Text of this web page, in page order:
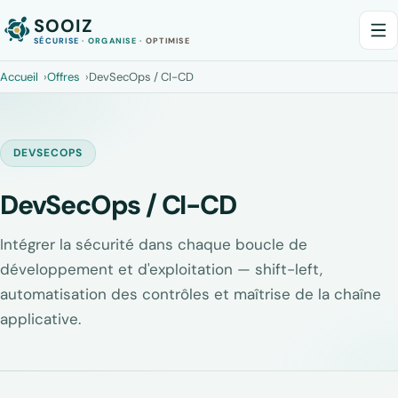
SOOIZ
SÉCURISE · ORGANISE · OPTIMISE
Accueil Offres DevSecOps / CI-CD
DEVSECOPS
DevSecOps / CI-CD
Intégrer la sécurité dans chaque boucle de
développement et d'exploitation — shift-left,
automatisation des contrôles et maîtrise de la chaîne
applicative.